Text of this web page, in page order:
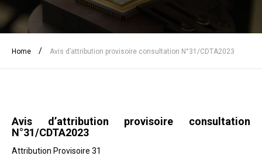
Home / Avis d’attribution provisoire consultation N°31/CDTA2023
Avis d’attribution provisoire consultation
N°31/CDTA2023
Attribution Provisoire 31